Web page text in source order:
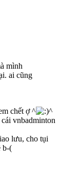
mình
ai cũng
chết ợ ^
^
vnbadminton
lưu, cho tụi
b-(